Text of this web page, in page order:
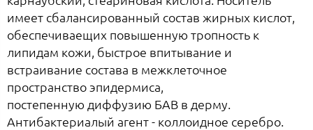
имеет сбалансированный состав жирных кислот,
обеспечиваещих повышенную тропность к
липидам кожи, быстрое впитывание и
встраивание состава в межклеточное
пространство эпидермиса,
постепенную диффузию БАВ в дерму.
Антибактериалый агент - коллоидное серебро.